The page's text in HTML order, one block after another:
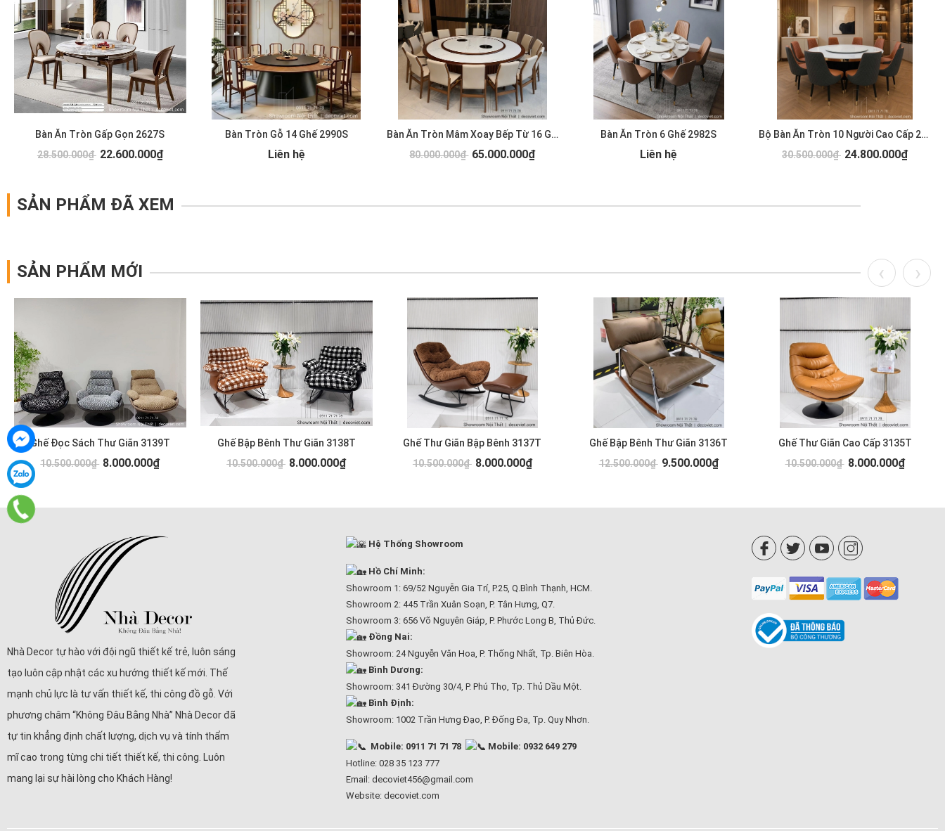
Bàn Ăn Tròn Gấp Gọn 2627S
28.500.000₫ 22.600.000₫
Bàn Tròn Gỗ 14 Ghế 2990S
Liên hệ
Bàn Ăn Tròn Mâm Xoay Bếp Từ 16 Ghế 2989S
80.000.000₫ 65.000.000₫
Bàn Ăn Tròn 6 Ghế 2982S
Liên hệ
Bộ Bàn Ăn Tròn 10 Người Cao Cấp 2977S
30.500.000₫ 24.800.000₫
SẢN PHẨM ĐÃ XEM
SẢN PHẨM MỚI
Ghế Đọc Sách Thư Giãn 3139T
10.500.000₫ 8.000.000₫
Ghế Bập Bênh Thư Giãn 3138T
10.500.000₫ 8.000.000₫
Ghế Thư Giãn Bập Bênh 3137T
10.500.000₫ 8.000.000₫
Ghế Bập Bênh Thư Giãn 3136T
12.500.000₫ 9.500.000₫
Ghế Thư Giãn Cao Cấp 3135T
10.500.000₫ 8.000.000₫
Nhà Decor tự hào với đội ngũ thiết kế trẻ, luôn sáng
tạo luôn cập nhật các xu hướng thiết kế mới. Thế
mạnh chủ lực là tư vấn thiết kế, thi công đồ gỗ. Với
phương châm “Không Đâu Bằng Nhà” Nhà Decor đã
tự tin khẳng định chất lượng, dịch vụ và tính thẩm
mĩ cao trong từng chi tiết thiết kế, thi công. Luôn
mang lại sự hài lòng cho Khách Hàng!
Hệ Thống Showroom
Hồ Chí Minh:
Showroom 1: 69/52 Nguyễn Gia Trí, P.25, Q.Bình Thạnh, HCM.
Showroom 2: 445 Trần Xuân Soạn, P. Tân Hưng, Q7.
Showroom 3: 656 Võ Nguyên Giáp, P. Phước Long B, Thủ Đức.
Đồng Nai:
Showroom: 24 Nguyễn Văn Hoa, P. Thống Nhất, Tp. Biên Hòa.
Bình Dương:
Showroom: 341 Đường 30/4, P. Phú Thọ, Tp. Thủ Dầu Một.
Bình Định:
Showroom: 1002 Trần Hưng Đạo, P. Đống Đa, Tp. Quy Nhơn.
Mobile: 0911 71 71 78
Mobile: 0932 649 279
Hotline: 028 35 123 777
Email: decoviet456@gmail.com
Website:decoviet.com